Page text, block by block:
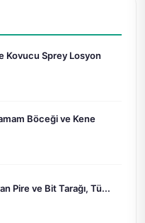
Kovucu Sprey Losyon
Böceği ve Kene
Pire ve Bit Tarağı, Tü...